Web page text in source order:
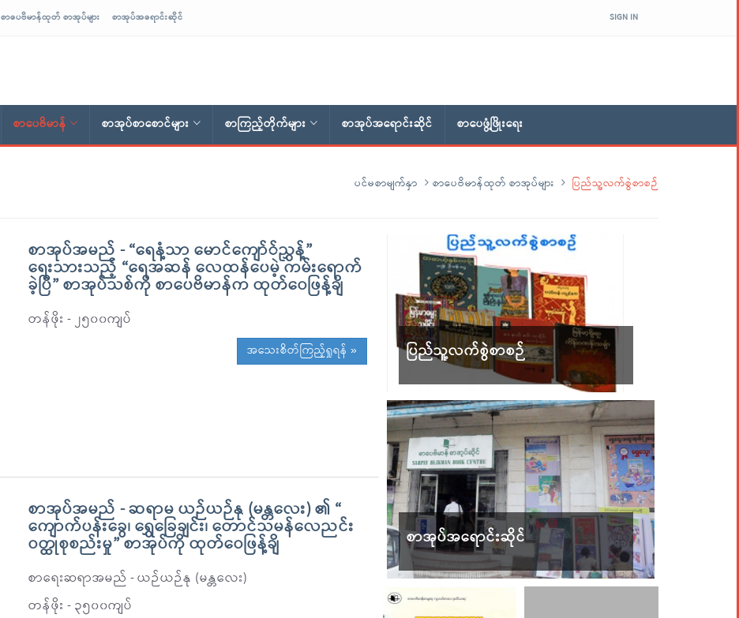
စာပေဗိမာန်ထုတ် စာအုပ်များ စာအုပ်အရောင်းဆိုင် SIGN IN
စာပေဗိမာန် စာအုပ်စာစောင်များ စာကြည့်တိုက်များ စာအုပ်အရောင်းဆိုင် စာပေဖွံ့ဖြိုးရေး
ပင်မစာမျက်နှာ စာပေဗိမာန်ထုတ် စာအုပ်များ ပြည်သူ့လက်စွဲစာစဉ်
စာအုပ်အမည် - “ရေနံ့သာ မောင်ကျော််ညွှန့်”
ရေးသားသည့် “ရေအဆန် လေထန်ပေမဲ့ ကမ်းရောက်
ခဲ့ပြီ” စာအုပ်သစ်ကို စာပေဗိမာန်က ထုတ်ဝေဖြန့်ချိ
တန်ဖိုး - ၂၅၀၀ကျပ်
အသေးစိတ်ကြည့်ရှုရန် »
စာအုပ်အမည် - ဆရာမ ယဉ်ယဉ်နု (မန္တလေး) ၏ “
ကျောက်ပန်းခွေ၊ ရွှေခြေချင်း၊ တောင်သမန်လေညင်း
ဝတ္ထုစုစည်းမှု” စာအုပ်ကို ထုတ်ဝေဖြန့်ချိ
စာရေးဆရာအမည် - ယဉ်ယဉ်နု (မန္တလေး)
တန်ဖိုး - ၃၅၀၀ကျပ်
ပြည်သူ့လက်စွဲစာစဉ်
စာအုပ်အရောင်းဆိုင်